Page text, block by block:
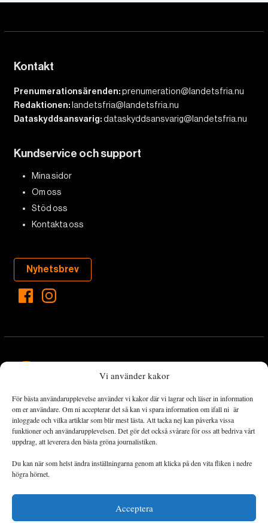
Vi använder kakor
För bästa användarupplevelse använder vi kakor där vi lagrar och läser in information
om er användare. Om ni accepterar det så kan vi spara information om ifall ni är
inloggade och vilka artiklar som blir mest lästa. Att tacka nej kan påverka vissa
funktioner och användarupplevelsen. Det gör det också svårare för oss att bedriva vårt
uppdrag, att leverera den bästa gröna journalistiken.
Du kan när som helst ändra inställningarna genom att klicka på den vita fliken i nedre
högra hörnet.
Acceptera
Kontakt
Prenumerationsärenden:prenumeration@landetsfria.nu
Redaktionen: landetsfria@landetsfria.nu
Dataskyddsansvarig:dataskyddsansvarig@landetsfria.nu
Kundservice och support
Mina sidor
Om oss
Stöd oss
Kontakta oss
Nyhetsbrev
Landets Fria Tidning är en nyhetstidning med bred bevakning av
det viktigaste som händer lokalt och globalt och med fokus på
omställningsrörelsen. En omställning till ett hållbart samhälle går
både via starka och lika rättigheter för alla människor, minskade
ekonomiska och sociala klyftor, samt utrymme för allt levande att
utvecklas och frodas.